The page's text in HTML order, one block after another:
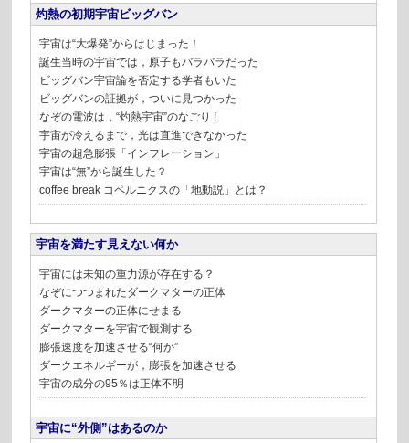
灼熱の初期宇宙ビッグバン
宇宙は“大爆発”からはじまった！
誕生当時の宇宙では，原子もバラバラだった
ビッグバン宇宙論を否定する学者もいた
ビッグバンの証拠が，ついに見つかった
なぞの電波は，“灼熱宇宙”のなごり !
宇宙が冷えるまで，光は直進できなかった
宇宙の超急膨張「インフレーション」
宇宙は“無”から誕生した？
coffee break コペルニクスの「地動説」とは？
宇宙を満たす見えない何か
宇宙には未知の重力源が存在する？
なぞにつつまれたダークマターの正体
ダークマターの正体にせまる
ダークマターを宇宙で観測する
膨張速度を加速させる“何か”
ダークエネルギーが，膨張を加速させる
宇宙の成分の95％は正体不明
宇宙に“外側”はあるのか